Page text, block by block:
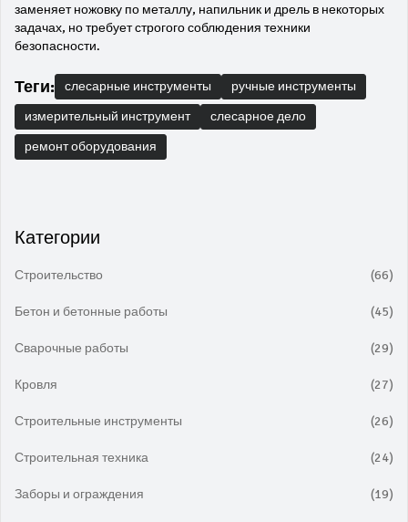
заменяет ножовку по металлу, напильник и дрель в некоторых
задачах, но требует строгого соблюдения техники
безопасности.
Теги: слесарные инструменты
ручные инструменты
измерительный инструмент
слесарное дело
ремонт оборудования
Категории
Строительство (66)
Бетон и бетонные работы (45)
Сварочные работы (29)
Кровля (27)
Строительные инструменты (26)
Строительная техника (24)
Заборы и ограждения (19)